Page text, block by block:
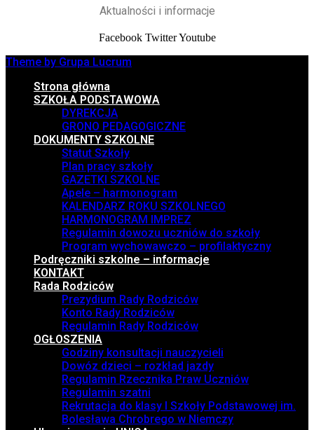
Aktualności i informacje
Facebook Twitter Youtube
Theme by Grupa Lucrum
Strona główna
SZKOŁA PODSTAWOWA
DYREKCJA
GRONO PEDAGOGICZNE
DOKUMENTY SZKOLNE
Statut Szkoły
Plan pracy szkoły
GAZETKI SZKOLNE
Apele – harmonogram
KALENDARZ ROKU SZKOLNEGO
HARMONOGRAM IMPREZ
Regulamin dowozu uczniów do szkoły
Program wychowawczo – profilaktyczny
Podręczniki szkolne – informacje
KONTAKT
Rada Rodziców
Prezydium Rady Rodziców
Konto Rady Rodziców
Regulamin Rady Rodziców
OGŁOSZENIA
Godziny konsultacji nauczycieli
Dowóz dzieci – rozkład jazdy
Regulamin Rzecznika Praw Uczniów
Regulamin szatni
Rekrutacja do klasy I Szkoły Podstawowej im.
Bolesława Chrobrego w Niemczy